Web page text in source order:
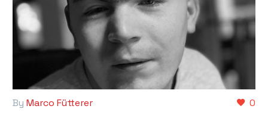
0
By Marco Fütterer